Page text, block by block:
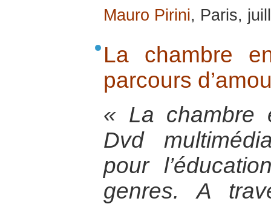
Mauro Pirini, Paris,
La chambre
parcours
« La chambre
Dvd
pour
genres. A